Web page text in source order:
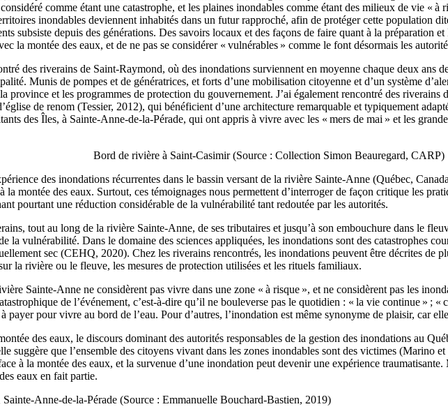
comme étant une catastrophe, et les plaines inondables comme étant des milieux de vie « à
inondables deviennent inhabités dans un futur rapproché, afin de protéger cette population
subsiste depuis des générations. Des savoirs locaux et des façons de faire quant à la préparation
la montée des eaux, et de ne pas se considérer « vulnérables » comme le font désormais les
des riverains de Saint-Raymond, où des inondations surviennent en moyenne chaque deux ans
Munis de pompes et de génératrices, et forts d’une mobilisation citoyenne et d’un système
province et les programmes de protection du gouvernement. J’ai également rencontré des
de renom (Tessier, 2012), qui bénéficient d’une architecture remarquable et typiquement
des Îles, à Sainte-Anne-de-la-Pérade, qui ont appris à vivre avec les « mers de mai » et les
Bord de rivière à Saint-Casimir (Source : Collection Simon Beauregard, CARP)
des inondations récurrentes dans le bassin versant de la rivière Sainte-Anne (Québec,
la montée des eaux. Surtout, ces témoignages nous permettent d’interroger de façon critique les
pourtant une réduction considérable de la vulnérabilité tant redoutée par les autorités.
tout au long de la rivière Sainte-Anne, de ses tributaires et jusqu’à son embouchure dans le
vulnérabilité. Dans le domaine des sciences appliquées, les inondations sont des catastrophes
sec (CEHQ, 2020). Chez les riverains rencontrés, les inondations peuvent être décrites de
la rivière ou le fleuve, les mesures de protection utilisées et les rituels familiaux.
Sainte-Anne ne considèrent pas vivre dans une zone « à risque », et ne considèrent pas les
de l’événement, c’est-à-dire qu’il ne bouleverse pas le quotidien : « la vie continue » ; «
payer pour vivre au bord de l’eau. Pour d’autres, l’inondation est même synonyme de plaisir, car
des eaux, le discours dominant des autorités responsables de la gestion des inondations au
suggère que l’ensemble des citoyens vivant dans les zones inondables sont des victimes (Marino
à la montée des eaux, et la survenue d’une inondation peut devenir une expérience
eaux en fait partie.
Anne-de-la-Pérade (Source : Emmanuelle Bouchard-Bastien, 2019)